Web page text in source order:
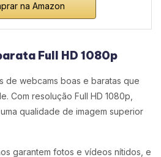
na Amazon
Full HD 1080p
de webcams boas e baratas que
Com resolução Full HD 1080p,
qualidade de imagem superior
garantem fotos e vídeos nítidos, e